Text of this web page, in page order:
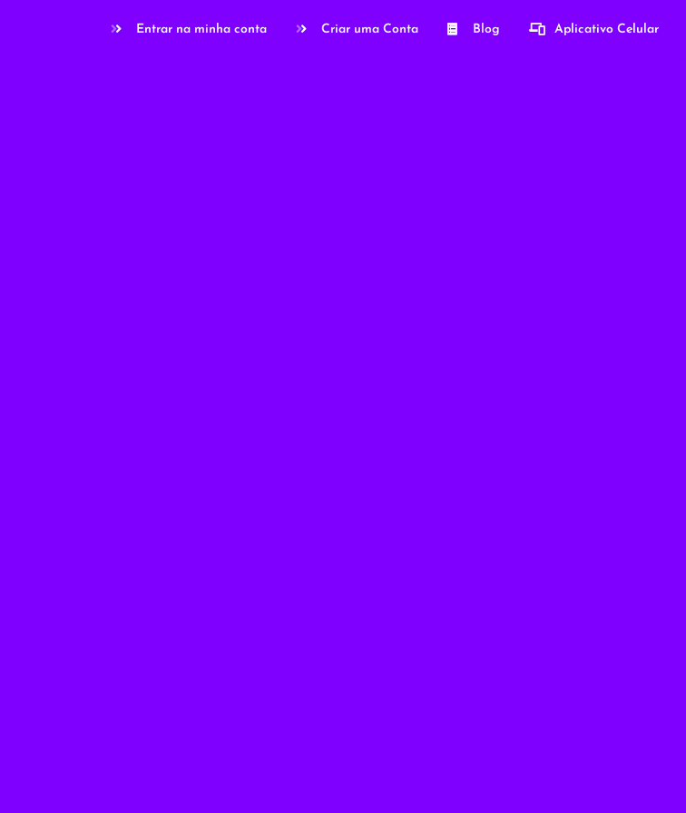
Entrar na minha conta Criar uma Conta Blog Aplicativo Celular